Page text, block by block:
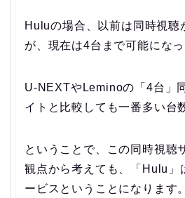
Huluの場合、以前は同時視聴
が、現在は4台まで可能になっ
U-NEXTやLeminoの「4台」
イトと比較しても一番多い台
ということで、この同時視聴
観点から考えても、「Hulu」
ービスということになります。